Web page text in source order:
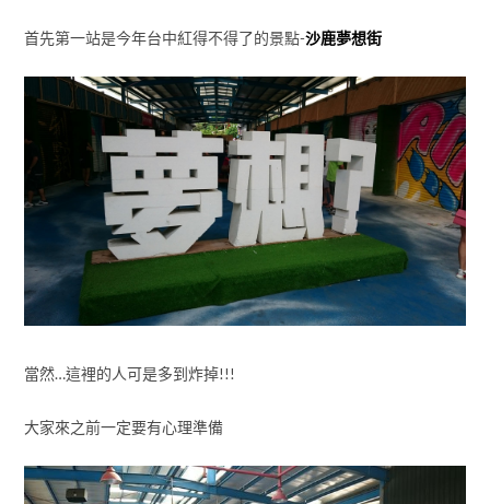
首先第一站是今年台中紅得不得了的景點-沙鹿夢想街
當然…這裡的人可是多到炸掉!!!
大家來之前一定要有心理準備